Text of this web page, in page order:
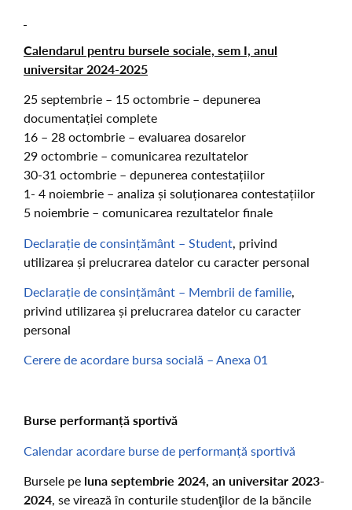
Calendarul pentru bursele sociale, sem I, anul
universitar 2024-2025
25 septembrie – 15 octombrie – depunerea
documentației complete
16 – 28 octombrie – evaluarea dosarelor
29 octombrie – comunicarea rezultatelor
30-31 octombrie – depunerea contestațiilor
1- 4 noiembrie – analiza și soluționarea contestațiilor
5 noiembrie – comunicarea rezultatelor finale
Declarație de consințământ – Student, privind
utilizarea și prelucrarea datelor cu caracter personal
Declarație de consințământ – Membrii de familie,
privind utilizarea și prelucrarea datelor cu caracter
personal
Cerere de acordare bursa socială – Anexa 01
Burse performanță sportivă
Calendar acordare burse de performanță sportivă
Bursele pe luna septembrie 2024, an universitar 2023-
2024, se virează în conturile studenţilor de la băncile